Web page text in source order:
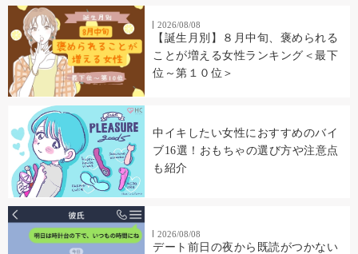
2026/08/08
【誕生月別】８月中旬、褒められる
ことが増える女性ランキング＜最下
位～第１０位＞
中イキしたい女性におすすめのバイ
ブ16選！おもちゃの選び方や注意点
も紹介
2026/08/08
デート前日の夜から既読がつかない